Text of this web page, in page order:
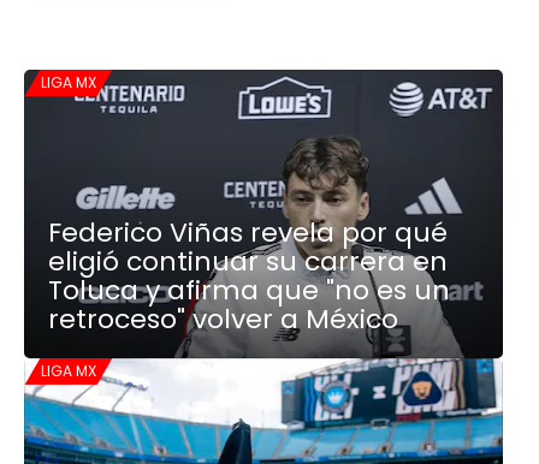
LIGA MX
Federico Viñas revela por qué
eligió continuar su carrera en
Toluca y afirma que "no es un
retroceso" volver a México
LIGA MX